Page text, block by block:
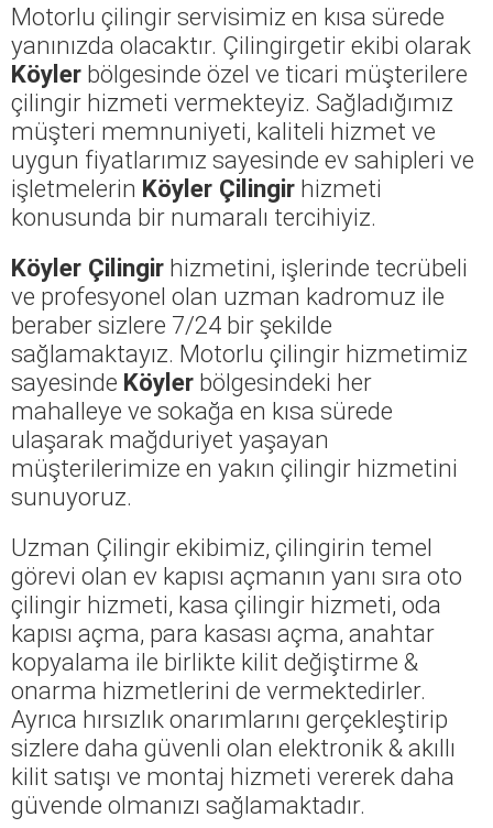
Motorlu çilingir servisimiz en kısa sürede
yanınızda olacaktır. Çilingirgetir ekibi olarak
Köyler bölgesinde özel ve ticari müşterilere
çilingir hizmeti vermekteyiz. Sağladığımız
müşteri memnuniyeti, kaliteli hizmet ve
uygun fiyatlarımız sayesinde ev sahipleri ve
işletmelerin Köyler Çilingir hizmeti
konusunda bir numaralı tercihiyiz.
Köyler Çilingir hizmetini, işlerinde tecrübeli
ve profesyonel olan uzman kadromuz ile
beraber sizlere 7/24 bir şekilde
sağlamaktayız. Motorlu çilingir hizmetimiz
sayesinde Köyler bölgesindeki her
mahalleye ve sokağa en kısa sürede
ulaşarak mağduriyet yaşayan
müşterilerimize en yakın çilingir hizmetini
sunuyoruz.
Uzman Çilingir ekibimiz, çilingirin temel
görevi olan ev kapısı açmanın yanı sıra oto
çilingir hizmeti, kasa çilingir hizmeti, oda
kapısı açma, para kasası açma, anahtar
kopyalama ile birlikte kilit değiştirme &
onarma hizmetlerini de vermektedirler.
Ayrıca hırsızlık onarımlarını gerçekleştirip
sizlere daha güvenli olan elektronik & akıllı
kilit satışı ve montaj hizmeti vererek daha
güvende olmanızı sağlamaktadır.